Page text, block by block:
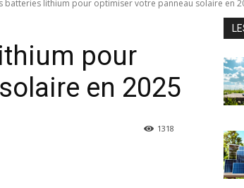
batteries lithium pour optimiser votre panneau solaire en
pour
en 2025
1318